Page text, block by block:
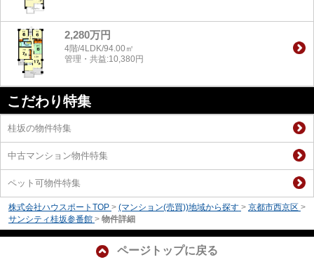
2,280万円
4階/4LDK/94.00㎡
管理・共益:10,380円
こだわり特集
桂坂の物件特集
中古マンション物件特集
ペット可物件特集
株式会社ハウスポートTOP > (マンション(売買))地域から探す > 京都市西京区 >
サンシティ桂坂参番館 > 物件詳細
ページトップに戻る